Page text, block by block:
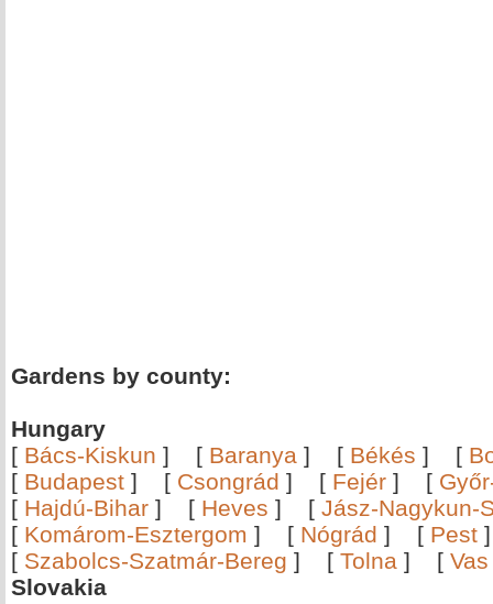
Gardens by county:
Hungary
[ Bács-Kiskun ] [ Baranya ] [ Békés ] [
[ Budapest ] [ Csongrád ] [ Fejér ] [
[ Hajdú-Bihar ] [ Heves ] [ Jász-Nagykun-
[ Komárom-Esztergom ] [ Nógrád ] [ Pest
[ Szabolcs-Szatmár-Bereg ] [ Tolna ] [ Vas
Slovakia